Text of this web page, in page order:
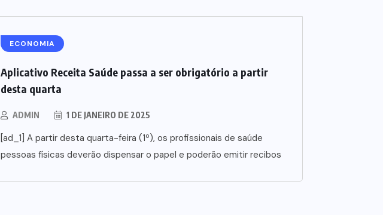
ECONOMIA
Aplicativo Receita Saúde passa a ser obrigatório a partir
desta quarta
ADMIN 1 DE JANEIRO DE 2025
[ad_1] A partir desta quarta-feira (1º), os profissionais de saúde
pessoas físicas deverão dispensar o papel e poderão emitir recibos